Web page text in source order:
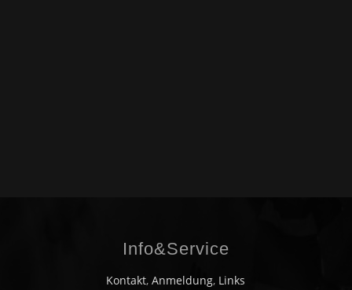
Info&Service
Kontakt,Anmeldung, Links